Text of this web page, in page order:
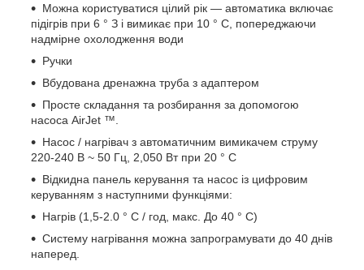
Можна користуватися цілий рік — автоматика включає
підігрів при 6 ° З і вимикає при 10 ° C, попереджаючи
надмірне охолодження води
Ручки
Вбудована дренажна труба з адаптером
Просте складання та розбирання за допомогою
насоса AirJet ™.
Насос / нагрівач з автоматичним вимикачем струму
220-240 В ~ 50 Гц, 2,050 Вт при 20 ° C
Відкидна панель керування та насос із цифровим
керуванням з наступними функціями:
Нагрів (1,5-2.0 ° C / год, макс. До 40 ° C)
Систему нагрівання можна запрограмувати до 40 днів
наперед.